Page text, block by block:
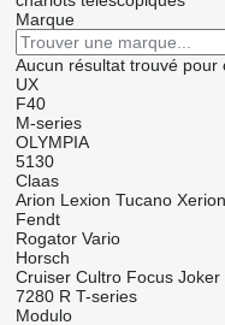
Marque
Aucun résultat trouvé pour
UX
F40
M-series
OLYMPIA
5130
Claas
Arion Lexion Tucano Xerion
Fendt
Rogator Vario
Horsch
Cruiser Cultro Focus Joker
7280 R T-series
Modulo